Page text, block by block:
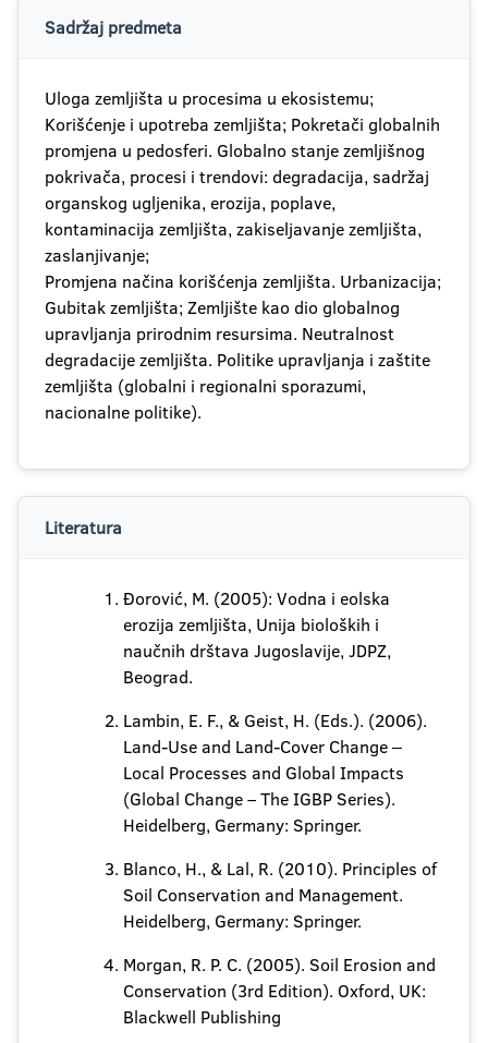
Sadržaj predmeta
Uloga zemljišta u procesima u ekosistemu;
Korišćenje i upotreba zemljišta; Pokretači globalnih
promjena u pedosferi. Globalno stanje zemljišnog
pokrivača, procesi i trendovi: degradacija, sadržaj
organskog ugljenika, erozija, poplave,
kontaminacija zemljišta, zakiseljavanje zemljišta,
zaslanjivanje;
Promjena načina korišćenja zemljišta. Urbanizacija;
Gubitak zemljišta; Zemljište kao dio globalnog
upravljanja prirodnim resursima. Neutralnost
degradacije zemljišta. Politike upravljanja i zaštite
zemljišta (globalni i regionalni sporazumi,
nacionalne politike).
Literatura
Đorović, M. (2005): Vodna i eolska
erozija zemljišta, Unija bioloških i
naučnih drštava Jugoslavije, JDPZ,
Beograd.
Lambin, E. F., & Geist, H. (Eds.). (2006).
Land-Use and Land-Cover Change ‒
Local Processes and Global Impacts
(Global Change – The IGBP Series).
Heidelberg, Germany: Springer.
Blanco, H., & Lal, R. (2010). Principles of
Soil Conservation and Management.
Heidelberg, Germany: Springer.
Morgan, R. P. C. (2005). Soil Erosion and
Conservation (3rd Edition). Oxford, UK:
Blackwell Publishing